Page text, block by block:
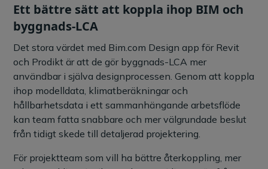
Ett bättre sätt att koppla ihop BIM och
byggnads-LCA
Det stora värdet med Bim.com Design app för Revit
och Prodikt är att de gör byggnads-LCA mer
användbar i själva designprocessen. Genom att koppla
ihop modelldata, klimatberäkningar och
hållbarhetsdata i ett sammanhängande arbetsflöde
kan team fatta snabbare och mer välgrundade beslut
från tidigt skede till detaljerad projektering.
För projektteam som vill ha bättre återkoppling, mer